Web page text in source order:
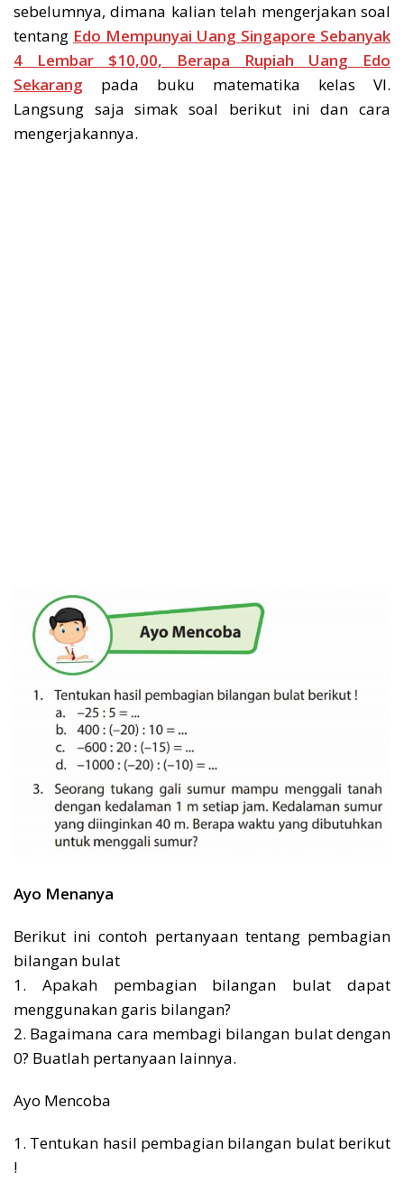
sebelumnya, dimana kalian telah mengerjakan soal
tentang Edo Mempunyai Uang Singapore Sebanyak
4 Lembar $10,00, Berapa Rupiah Uang Edo
Sekarang pada buku matematika kelas VI.
Langsung saja simak soal berikut ini dan cara
mengerjakannya.
Ayo Menanya
Berikut ini contoh pertanyaan tentang pembagian
bilangan bulat
1. Apakah pembagian bilangan bulat dapat
menggunakan garis bilangan?
2. Bagaimana cara membagi bilangan bulat dengan
0? Buatlah pertanyaan lainnya.
Ayo Mencoba
1. Tentukan hasil pembagian bilangan bulat berikut
!